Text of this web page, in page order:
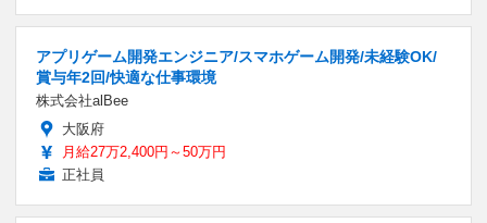
アプリゲーム開発エンジニア/スマホゲーム開発/未経験OK/
賞与年2回/快適な仕事環境
株式会社alBee
大阪府
月給27万2,400円～50万円
正社員